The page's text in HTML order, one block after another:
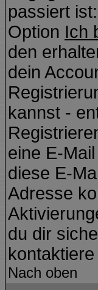
passiert
Option Ich
den
dein
kannst -
eine E-
diese E-
Adresse
du dir
Nach oben